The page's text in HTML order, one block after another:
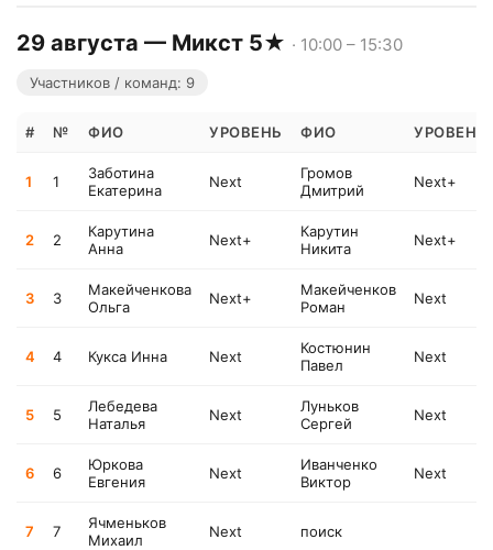
29 августа — Микст 5★ · 10:00 – 15:30
Участников / команд: 9
# № ФИО УРОВЕНЬ ФИО УРОВЕНЬ
1 1
Заботина
Екатерина
Next
Громов
Дмитрий
Next+
2 2
Карутина
Анна
Next+
Карутин
Никита
Next+
3 3
Макейченкова
Ольга
Next+
Макейченков
Роман
Next
4 4 Кукса Инна Next
Костюнин
Павел
Next
5 5
Лебедева
Наталья
Next
Луньков
Сергей
Next
6 6
Юркова
Евгения
Next
Иванченко
Виктор
Next
7 7
Ячменьков
Михаил
Next поиск